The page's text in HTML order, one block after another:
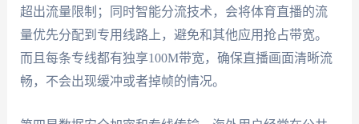
超出流量限制；同时智能分流技术，会将体育直播的流
量优先分配到专用线路上，避免和其他应用抢占带宽。
而且每条专线都有独享100M带宽，确保直播画面清晰流
畅，不会出现缓冲或者掉帧的情况。